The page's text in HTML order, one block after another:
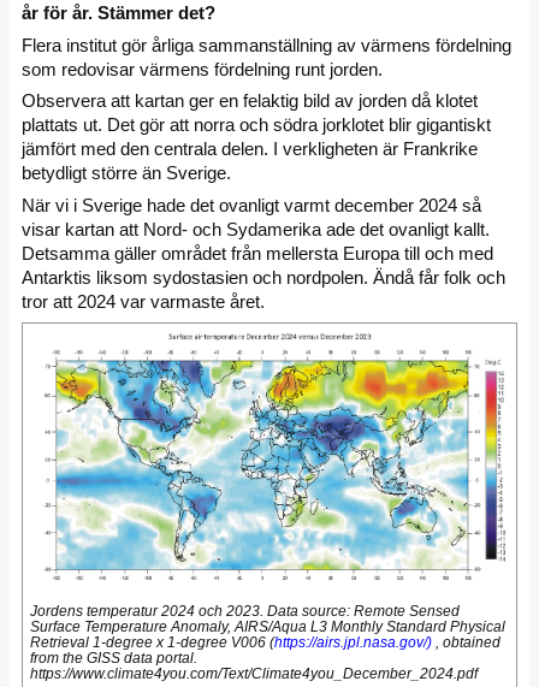
år för år. Stämmer det?
Flera institut gör årliga sammanställning av värmens fördelning
som redovisar värmens fördelning runt jorden.
Observera att kartan ger en felaktig bild av jorden då klotet
plattats ut. Det gör att norra och södra jorklotet blir gigantiskt
jämfört med den centrala delen. I verkligheten är Frankrike
betydligt större än Sverige.
När vi i Sverige hade det ovanligt varmt december 2024 så
visar kartan att Nord- och Sydamerika ade det ovanligt kallt.
Detsamma gäller området från mellersta Europa till och med
Antarktis liksom sydostasien och nordpolen. Ändå får folk och
tror att 2024 var varmaste året.
Jordens temperatur 2024 och 2023. Data source: Remote Sensed
Surface Temperature Anomaly, AIRS/Aqua L3 Monthly Standard Physical
Retrieval 1-degree x 1-degree V006 (https://airs.jpl.nasa.gov/) , obtained
from the GISS data portal.
https://www.climate4you.com/Text/Climate4you_December_2024.pdf